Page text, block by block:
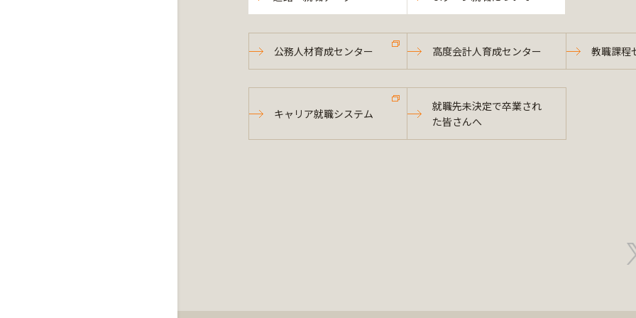
公務人材育成センター 高度会計人育成センター 教職課程
キャリア就職システム
就職先未決定で卒業され
た皆さんへ